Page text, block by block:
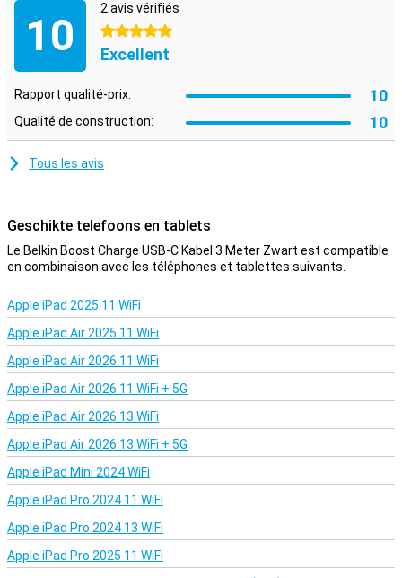
10
2 avis vérifiés
5 étoiles
Excellent
Rapport qualité-prix: 10
Qualité de construction: 10
Tous les avis
Geschikte telefoons en tablets
Le Belkin Boost Charge USB-C Kabel 3 Meter Zwart est compatible
en combinaison avec les téléphones et tablettes suivants.
Apple iPad 2025 11 WiFi
Apple iPad Air 2025 11 WiFi
Apple iPad Air 2026 11 WiFi
Apple iPad Air 2026 11 WiFi + 5G
Apple iPad Air 2026 13 WiFi
Apple iPad Air 2026 13 WiFi + 5G
Apple iPad Mini 2024 WiFi
Apple iPad Pro 2024 11 WiFi
Apple iPad Pro 2024 13 WiFi
Apple iPad Pro 2025 11 WiFi